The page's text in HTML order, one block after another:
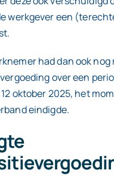
werkgever een
had dan ook
over een
oktober 2025, het
eindigde.